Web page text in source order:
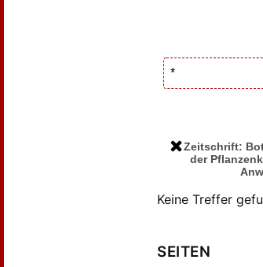
Zeitschrift:
der
Keine Treffer
SEITEN